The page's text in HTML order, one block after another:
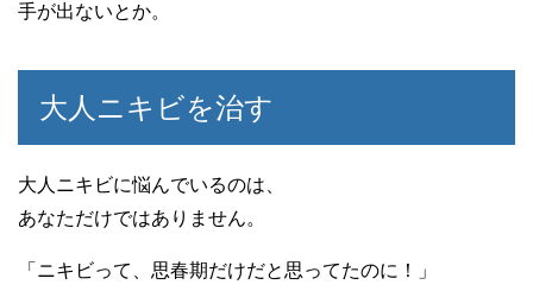
手が出ないとか。
大人ニキビを治す
大人ニキビに悩んでいるのは、
あなただけではありません。
「ニキビって、思春期だけだと思ってたのに！」